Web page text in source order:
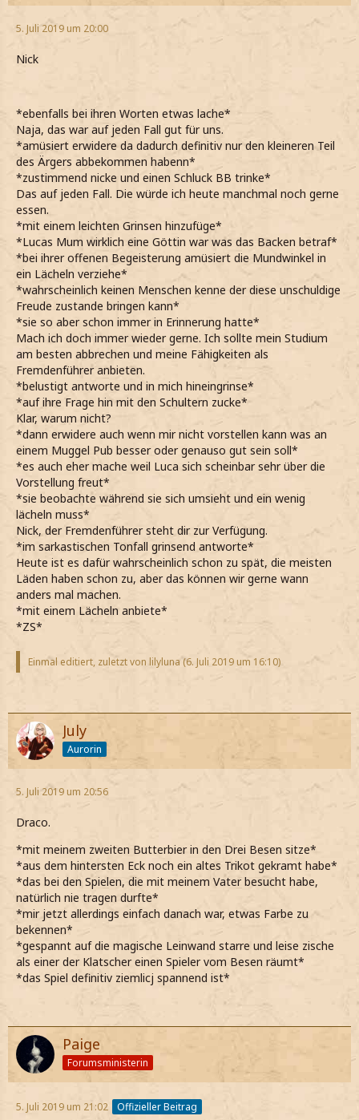
5. Juli 2019 um 20:00
Nick
*ebenfalls bei ihren Worten etwas lache*
Naja, das war auf jeden Fall gut für uns.
*amüsiert erwidere da dadurch definitiv nur den kleineren Teil
des Ärgers abbekommen habenn*
*zustimmend nicke und einen Schluck BB trinke*
Das auf jeden Fall. Die würde ich heute manchmal noch gerne
essen.
*mit einem leichten Grinsen hinzufüge*
*Lucas Mum wirklich eine Göttin war was das Backen betraf*
*bei ihrer offenen Begeisterung amüsiert die Mundwinkel in
ein Lächeln verziehe*
*wahrscheinlich keinen Menschen kenne der diese unschuldige
Freude zustande bringen kann*
*sie so aber schon immer in Erinnerung hatte*
Mach ich doch immer wieder gerne. Ich sollte mein Studium
am besten abbrechen und meine Fähigkeiten als
Fremdenführer anbieten.
*belustigt antworte und in mich hineingrinse*
*auf ihre Frage hin mit den Schultern zucke*
Klar, warum nicht?
*dann erwidere auch wenn mir nicht vorstellen kann was an
einem Muggel Pub besser oder genauso gut sein soll*
*es auch eher mache weil Luca sich scheinbar sehr über die
Vorstellung freut*
*sie beobachte während sie sich umsieht und ein wenig
lächeln muss*
Nick, der Fremdenführer steht dir zur Verfügung.
*im sarkastischen Tonfall grinsend antworte*
Heute ist es dafür wahrscheinlich schon zu spät, die meisten
Läden haben schon zu, aber das können wir gerne wann
anders mal machen.
*mit einem Lächeln anbiete*
*ZS*
Einmal editiert, zuletzt von lilyluna (6. Juli 2019 um 16:10)
July
Aurorin
5. Juli 2019 um 20:56
Draco.
*mit meinem zweiten Butterbier in den Drei Besen sitze*
*aus dem hintersten Eck noch ein altes Trikot gekramt habe*
*das bei den Spielen, die mit meinem Vater besucht habe,
natürlich nie tragen durfte*
*mir jetzt allerdings einfach danach war, etwas Farbe zu
bekennen*
*gespannt auf die magische Leinwand starre und leise zische
als einer der Klatscher einen Spieler vom Besen räumt*
*das Spiel definitiv ziemlicj spannend ist*
Paige
Forumsministerin
5. Juli 2019 um 21:02 Offizieller Beitrag